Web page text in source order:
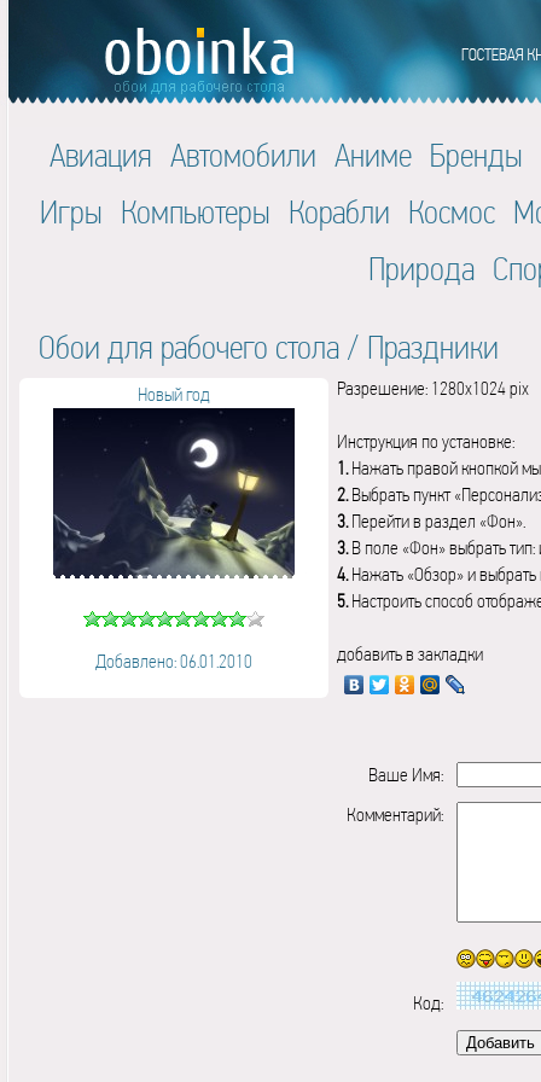
Авиация Автомобили Аниме Бренды
Игры Компьютеры Корабли Космос
Природа
Обои для рабочего стола / Праздники
Новый год
Добавлено: 06.01.2010
Разрешение: 1280x1024 pix
Инструкция по установке:
1.Нажать правой кнопкой
2.Выбрать пункт
3.Перейти в раздел «Фон».
3.В поле «Фон» выбрать
4.Нажать «Обзор» и выбрать
5.Настроить способ
добавить в закладки
Ваше Имя:
Комментарий:
Код: